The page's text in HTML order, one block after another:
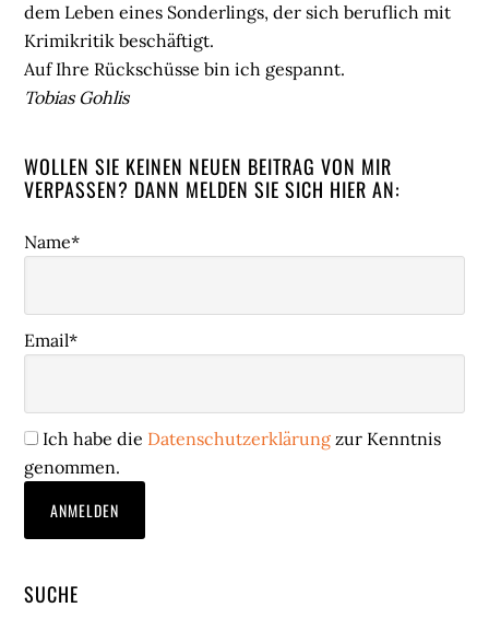
dem Leben eines Sonderlings, der sich beruflich mit
Krimikritik beschäftigt.
Auf Ihre Rückschüsse bin ich gespannt.
Tobias Gohlis
WOLLEN SIE KEINEN NEUEN BEITRAG VON MIR
VERPASSEN? DANN MELDEN SIE SICH HIER AN:
Name*
Email*
Ich habe die Datenschutzerklärung zur Kenntnis
genommen.
SUCHE